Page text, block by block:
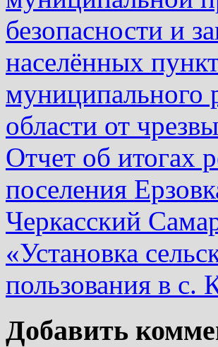
безопасности и
населённых
муниципального
области от
Отчет об итогах
поселения
Черкасский
«Установка
пользования в с.
Добавить